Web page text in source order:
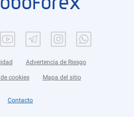
Advertencia de Riesgo
cookies Mapa del sitio
Contacto